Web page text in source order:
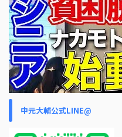
中元大輔公式LINE@